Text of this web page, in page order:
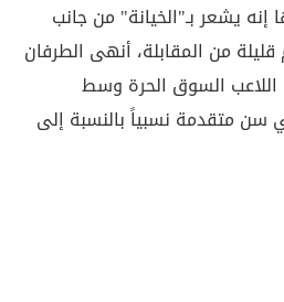
يشعر بـ"الخيانة" من جانب
قليلة من المقابلة، أنهى الطرفان
اللاعب السوق الحرة وسط
متقدمة نسبياً بالنسبة إلى